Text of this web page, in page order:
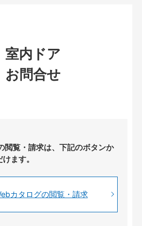
室内ドア
お問合せ
閲覧・請求は、下記のボタンか
ます。
カタログの閲覧・請求